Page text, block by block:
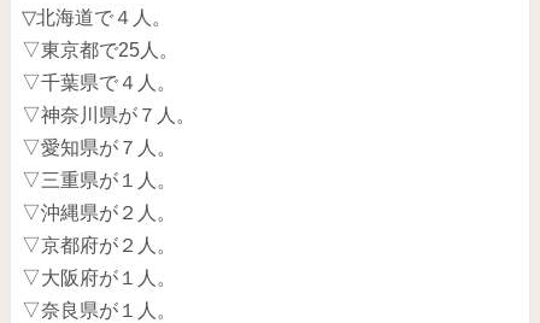
▽北海道で４人。
▽東京都で25人。
▽千葉県で４人。
▽神奈川県が７人。
▽愛知県が７人。
▽三重県が１人。
▽沖縄県が２人。
▽京都府が２人。
▽大阪府が１人。
▽奈良県が１人。